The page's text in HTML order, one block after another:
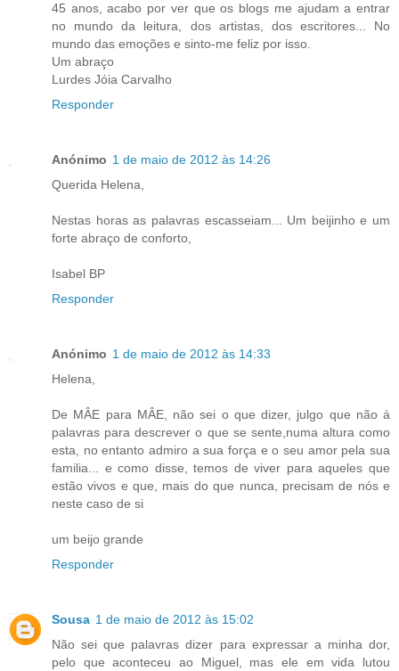
45 anos, acabo por ver que os blogs me ajudam a entrar
no mundo da leitura, dos artistas, dos escritores... No
mundo das emoções e sinto-me feliz por isso.
Um abraço
Lurdes Jóia Carvalho
Responder
Anónimo 1 de maio de 2012 às 14:26
Querida Helena,
Nestas horas as palavras escasseiam... Um beijinho e um
forte abraço de conforto,
Isabel BP
Responder
Anónimo 1 de maio de 2012 às 14:33
Helena,
De MÂE para MÂE, não sei o que dizer, julgo que não á
palavras para descrever o que se sente,numa altura como
esta, no entanto admiro a sua força e o seu amor pela sua
familia... e como disse, temos de viver para aqueles que
estão vivos e que, mais do que nunca, precisam de nós e
neste caso de si
um beijo grande
Responder
Sousa 1 de maio de 2012 às 15:02
Não sei que palavras dizer para expressar a minha dor,
pelo que aconteceu ao Miguel, mas ele em vida lutou